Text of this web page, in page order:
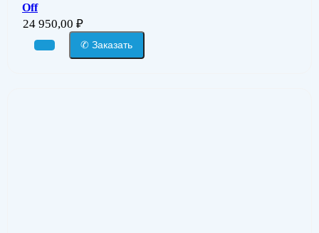
Off
24 950,00 ₽
✆ Заказать